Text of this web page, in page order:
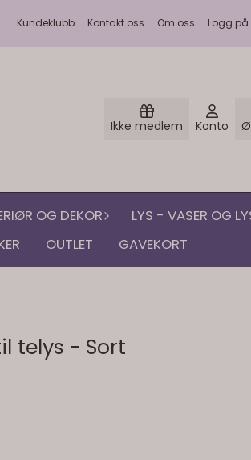
Kundeklubb Kontakt oss Om oss Logg på
Ikke medlem Konto
OG DEKOR
LYS - VASER OG
OUTLET GAVEKORT
telys - Sort